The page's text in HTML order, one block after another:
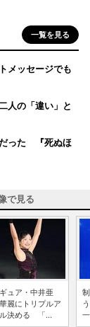
一覧を見る
メッセージでも
人の「違い」と
った 『死ぬほ
で見る
ュア・中井亜
麗にトリプルア
決める 「...